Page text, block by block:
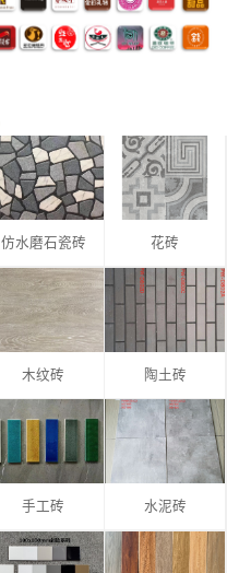
仿水磨石瓷砖 花砖
木纹砖 陶土砖
手工砖 水泥砖